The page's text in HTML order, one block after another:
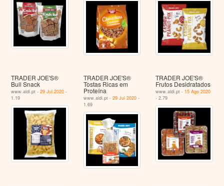
TRADER JOE'S®
Bull Snack
www.aldi.pt -29 Jul 2020 -
1.19
TRADER JOE'S®
Tostas Ricas em
Proteína
www.aldi.pt - 29 Jul 2020-
1.69
TRADER JOE'S®
Frutos Desidratados
www.aldi.pt - 15 Ago 2020
- 2.79